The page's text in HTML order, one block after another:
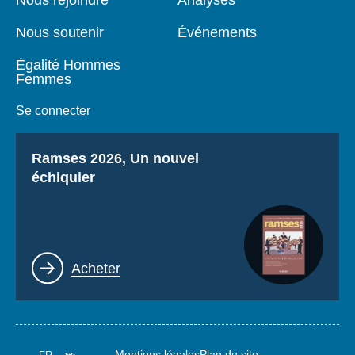
Nous soutenir
Égalité Hommes
Femmes
Se connecter
Événements
Titre
Ramses 2026, Un nouvel
échiquier
Lien
Acheter